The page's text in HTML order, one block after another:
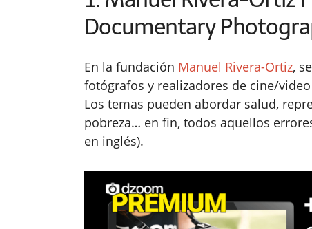
Documentary
En la fundación Manuel Rivera-Ortiz,
fotógrafos y realizadores de cine/
Los temas pueden abordar salud,
pobreza… en fin, todos aquellos
en inglés).